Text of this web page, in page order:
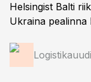
Helsingist Balti
Ukraina pealinna